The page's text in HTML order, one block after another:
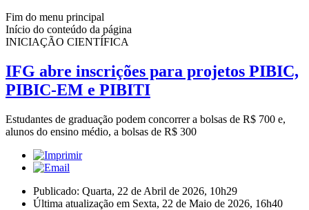
Fim do menu principal
Início do conteúdo da página
INICIAÇÃO CIENTÍFICA
IFG abre inscrições para projetos PIBIC,
PIBIC-EM e PIBITI
Estudantes de graduação podem concorrer a bolsas de R$ 700 e,
alunos do ensino médio, a bolsas de R$ 300
Publicado: Quarta, 22 de Abril de 2026, 10h29
Última atualização em Sexta, 22 de Maio de 2026, 16h40